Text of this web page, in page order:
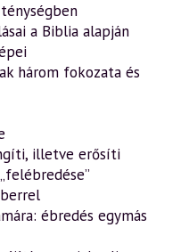
a Biblia alapján
három fokozata és
illetve erősíti
ébredés egymás